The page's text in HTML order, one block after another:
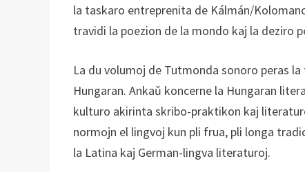
la taskaro entreprenita de Kálmán/
travidi la poezion de la mondo kaj la deziro
La du volumoj de Tutmonda sonoro peras
Hungaran. Ankaǔ koncerne la Hungaran
kulturo akirinta skribo-praktikon kaj
normojn el lingvoj kun pli frua, pli longa
la Latina kaj German-lingva literaturoj.